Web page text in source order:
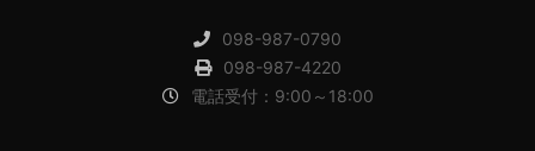
098-987-0790
098-987-4220
電話受付：9:00～18:00